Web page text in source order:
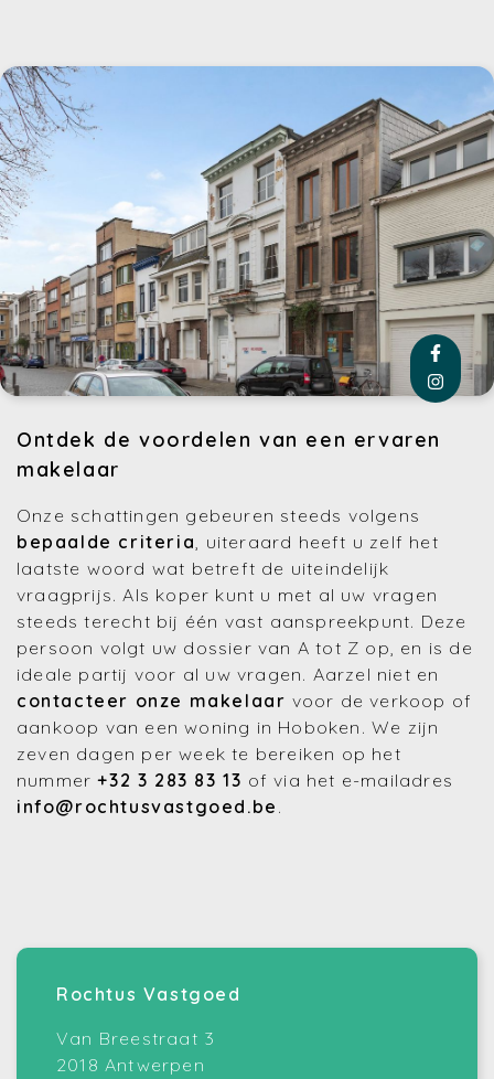
Ontdek de voordelen van een ervaren
makelaar
Onze schattingen gebeuren steeds volgens
bepaalde criteria
, uiteraard heeft u zelf het
laatste woord wat betreft de uiteindelijk
vraagprijs. Als koper kunt u met al uw vragen
steeds terecht bij één vast aanspreekpunt. Deze
persoon volgt uw dossier van A tot Z op, en is de
ideale partij voor al uw vragen. Aarzel niet en
contacteer onze makelaar voor de verkoop of
aankoop van een woning in Hoboken. We zijn
zeven dagen per week te bereiken op het
nummer+32 3 283 83 13 of via het e-mailadres
info@rochtusvastgoed.be .
Rochtus Vastgoed
Van Breestraat 3
2018 Antwerpen